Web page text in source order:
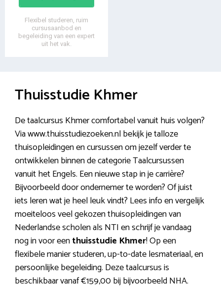
Flexibel studeren, ruim
cursusaanbod en
begeleiding van een expert
uit het vak.
Thuisstudie Khmer
De taalcursus Khmer comfortabel vanuit huis volgen?
Via www.thuisstudiezoeken.nl bekijk je talloze
thuisopleidingen en cursussen om jezelf verder te
ontwikkelen binnen de categorie Taalcursussen
vanuit het Engels. Een nieuwe stap in je carrière?
Bijvoorbeeld door ondernemer te worden? Of juist
iets leren wat je heel leuk vindt? Lees info en vergelijk
moeiteloos veel gekozen thuisopleidingen van
Nederlandse scholen als NTI en schrijf je vandaag
nog in voor eenthuisstudie Khmer! Op een
flexibele manier studeren, up-to-date lesmateriaal, en
persoonlijke begeleiding. Deze taalcursus is
beschikbaar vanaf €159,00 bij bijvoorbeeld NHA.